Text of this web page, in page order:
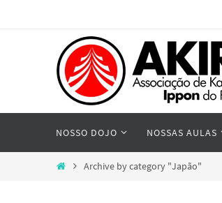
content
NOSSO DOJO NOSSAS AULAS
HomeArchive by category "Japão"